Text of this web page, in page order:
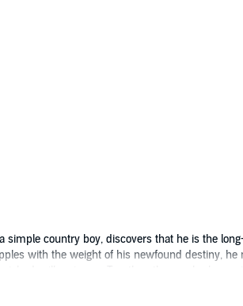
simple country boy, discovers that he is the
with the weight of his newfound destiny,
millennia ago. Together, they embark on